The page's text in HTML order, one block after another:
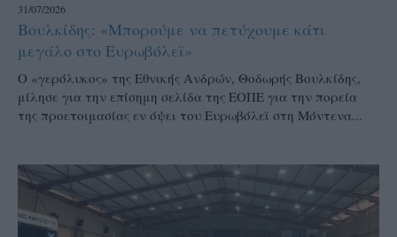
31/07/2026
Βουλκίδης: «Μπορούμε να πετύχουμε κάτι
μεγάλο στο Ευρωβόλεϊ»
Ο «γερόλυκος» της Εθνικής Ανδρών, Θοδωρής Βουλκίδης,
μίλησε για την επίσημη σελίδα της ΕΟΠΕ για την πορεία
της προετοιμασίας εν όψει του Ευρωβόλεϊ στη Μόντενα...